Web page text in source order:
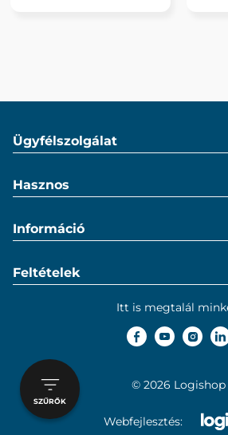
SZŰRŐK
Ügyfélszolgálat
Hasznos
Információ
Feltételek
Itt is megtalál
© 2026 Logishop
Webfejlesztés: